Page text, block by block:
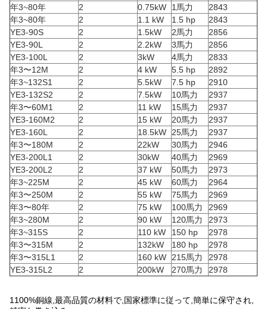
年3~80年
2 0.75kW 1馬力
2843
年3~80年
2 1.1 kW 1.5 hp
2843
YE3-90S
2 1.5kW 2馬力
2856
YE3-90L
2 2.2kW 3馬力
2856
YE3-100L
2 3kW 4馬力
2833
年3〜12M
2 4 kW 5.5 hp
2892
年3~132S1
2 5.5kW 7.5 hp
2910
YE3-132S2
2 7.5kW 10馬力
2937
年3〜60M1
2 11 kW 15馬力
2937
YE3-160M2
2 15 kW 20馬力
2937
YE3-160L
2 18.5kW 25馬力
2937
年3〜180M
2 22kW 30馬力
2946
YE3-200L1
2 30kW 40馬力
2969
YE3-200L2
2 37 kW 50馬力
2973
年3~225M
2 45 kW 60馬力
2964
年3〜250M
2 55 kW 75馬力
2969
年3〜80年
2 75 kW 100馬力
2969
年3~280M
2 90 kW 120馬力
2973
年3~315S
2 110 kW 150 hp
2978
年3〜315M
2 132kW 180 hp
2978
年3〜315L1
2 160 kW 215馬力
2978
YE3-315L2
2 200kW 270馬力 2978
1100%銅線,最高品質の材料で,国家標準に従って,簡単に保守され,